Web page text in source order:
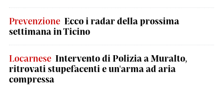
Prevenzione Ecco i radar della prossima
settimana in Ticino
Locarnese Intervento di Polizia a Muralto,
ritrovati stupefacenti e un'arma ad aria
compressa